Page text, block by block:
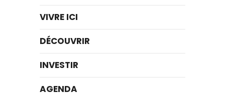
VIVRE ICI
DÉCOUVRIR
INVESTIR
AGENDA